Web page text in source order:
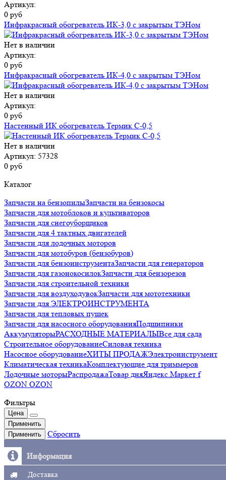
Артикул:
0 руб
Инфракрасный обогреватель ИК-3,0 с закрытым ТЭНом
Нет в наличии
Артикул:
0 руб
Инфракрасный обогреватель ИК-4,0 с закрытым ТЭНом
Нет в наличии
Артикул:
0 руб
Настенный ИК обогреватель Термик С-0,5
Нет в наличии
Артикул: 57328
0 руб
Каталог
Запчасти на бензопилыЗапчасти на бензокосы
Запчасти для мотоблоков и культиваторов
Запчасти для снегоуборщиков
Запчасти для 4 тактных двигателей
Запчасти для лодочных моторов
Запчасти для мотобуров (бензобуров)
Запчасти для бензоинструментаЗапчасти для генераторов
Запчасти для газонокосилокЗапчасти для бензорезов
Запчасти для строительной техники
Запчасти для воздуходувокЗапчасти для мототехники
Запчасти для ЭЛЕКТРОИНСТРУМЕНТА
Запчасти для тепловых пушек
Запчасти для насосного оборудованияПодшипники
АккумуляторыРАСХОДНЫЕ МАТЕРИАЛЫВсе для сада
Строительное оборудованиеСиловая техника
Насосное оборудованиеХИТЫ ПРОДАЖЭлектроинструмент
Климатическая техникаКомплектующие для триммеров
Лодочные моторыРаспродажаТовар дняЯндекс.Маркет f
OZON OZON
Фильтры
Цена
Применить
Применить
Сбросить
Информация
Доставка